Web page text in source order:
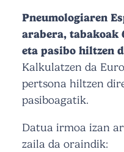
Pneumologiaren
arabera, tabakoak
eta pasibo hiltzen
Kalkulatzen da
pertsona hiltzen
pasiboagatik.
Datua irmoa izan
zaila da oraindik: